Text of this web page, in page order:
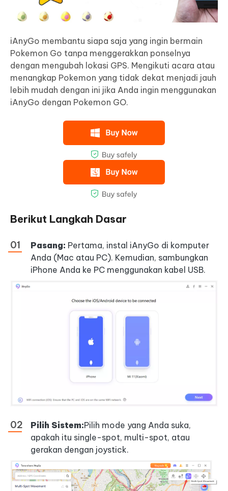
iAnyGo membantu siapa saja yang ingin bermain
Pokemon Go tanpa menggerakkan ponselnya
dengan mengubah lokasi GPS. Mengikuti acara atau
menangkap Pokemon yang tidak dekat menjadi jauh
lebih mudah dengan ini jika Anda ingin menggunakan
iAnyGo dengan Pokemon GO.
Berikut Langkah Dasar
Pasang: Pertama, instal iAnyGo di komputer
Anda (Mac atau PC). Kemudian, sambungkan
iPhone Anda ke PC menggunakan kabel USB.
Pilih Sistem:Pilih mode yang Anda suka,
apakah itu single-spot, multi-spot, atau
gerakan dengan joystick.